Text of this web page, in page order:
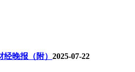
晚报（附） 2025-07-22